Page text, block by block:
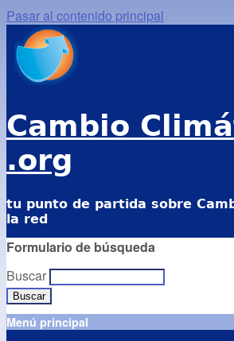
Pasar al contenido principal
Cambio
.org
tu punto de partida sobre
la red
Formulario de búsqueda
Buscar
Menú principal